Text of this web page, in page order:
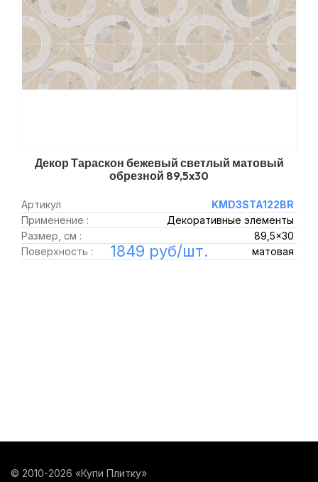
Декор Тараскон бежевый светлый матовый
обрезной 89,5x30
Артикул
KMD3STA122BR
Применение :
Декоративные элементы
Размер, см :
89,5x30
Поверхность :
матовая
1849 руб/шт.
© 2010-2026 «Купи Плитку»